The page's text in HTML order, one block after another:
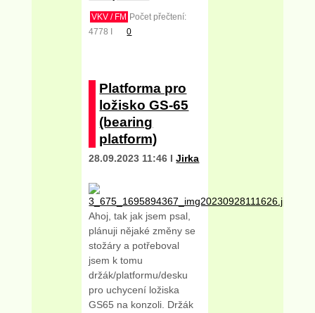
VKV / FM
Počet přečtení:
4778 I
0
Platforma pro
ložisko GS-65
(bearing
platform)
28.09.2023 11:46 IJirka
Ahoj, tak jak jsem psal,
plánuji nějaké změny se
stožáry a potřeboval
jsem k tomu
držák/platformu/desku
pro uchycení ložiska
GS65 na konzoli. Držák